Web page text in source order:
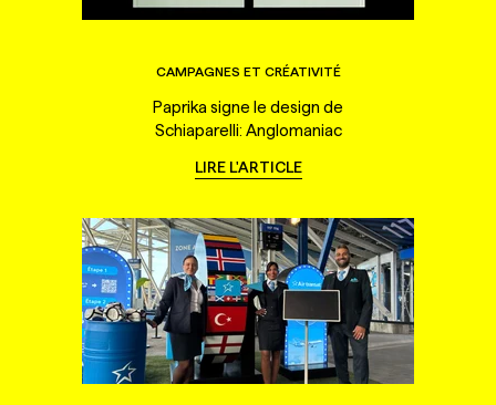
CAMPAGNES ET CRÉATIVITÉ
Paprika signe le design de
Schiaparelli: Anglomaniac
LIRE L'ARTICLE